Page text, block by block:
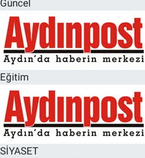
Güncel
Eğitim
SİYASET
SPOR
RESMİ İLANLAR